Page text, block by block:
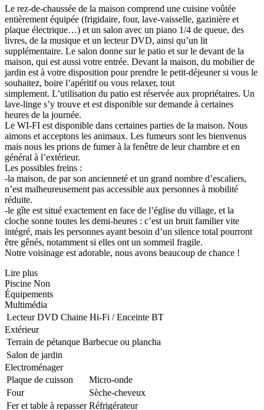
Le rez-de-chaussée de la maison comprend une cuisine voûtée
entièrement équipée (frigidaire, four, lave-vaisselle, gazinière et
plaque électrique…) et un salon avec un piano 1/4 de queue, des
livres, de la musique et un lecteur DVD, ainsi qu’un lit
supplémentaire. Le salon donne sur le patio et sur le devant de la
maison, qui est aussi votre entrée. Devant la maison, du mobilier de
jardin est à votre disposition pour prendre le petit-déjeuner si vous le
souhaitez, boire l’apéritif ou vous relaxer, tout
simplement. L’utilisation du patio est réservée aux propriétaires. Un
lave-linge s’y trouve et est disponible sur demande à certaines
heures de la journée.
Le WI-FI est disponible dans certaines parties de la maison. Nous
aimons et acceptons les animaux. Les fumeurs sont les bienvenus
mais nous les prions de fumer à la fenêtre de leur chambre et en
général à l’extérieur.
Les possibles freins :
-la maison, de par son ancienneté et un grand nombre d’escaliers,
n’est malheureusement pas accessible aux personnes à mobilité
réduite.
-le gîte est situé exactement en face de l’église du village, et la
cloche sonne toutes les demi-heures : c’est un bruit familier vite
intégré, mais les personnes ayant besoin d’un silence total pourront
être gênés, notamment si elles ont un sommeil fragile.
Notre voisinage est adorable, nous avons beaucoup de chance !
Lire plus
Piscine Non
Équipements
Multimédia
Lecteur DVD Chaine Hi-Fi / Enceinte BT
Extérieur
Terrain de pétanque Barbecue ou plancha
Salon de jardin
Electroménager
Plaque de cuisson
Micro-onde
Four
Sèche-cheveux
Fer et table à repasser Réfrigérateur